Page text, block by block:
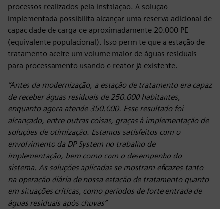
processos realizados pela instalação. A solução
implementada possibilita alcançar uma reserva adicional de
capacidade de carga de aproximadamente 20.000 PE
(equivalente populacional). Isso permite que a estação de
tratamento aceite um volume maior de águas residuais
para processamento usando o reator já existente.
“Antes da modernização, a estação de tratamento era capaz
de receber águas residuais de 250.000 habitantes,
enquanto agora atende 350.000. Esse resultado foi
alcançado, entre outras coisas, graças à implementação de
soluções de otimização. Estamos satisfeitos com o
envolvimento da DP System no trabalho de
implementação, bem como com o desempenho do
sistema. As soluções aplicadas se mostram eficazes tanto
na operação diária de nossa estação de tratamento quanto
em situações críticas, como períodos de forte entrada de
águas residuais após chuvas”